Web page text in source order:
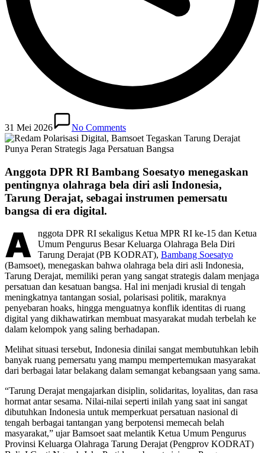
31 Mei 2026 No Comments
Anggota DPR RI Bambang Soesatyo menegaskan
pentingnya olahraga bela diri asli Indonesia,
Tarung Derajat, sebagai instrumen pemersatu
bangsa di era digital.
A
nggota DPR RI sekaligus Ketua MPR RI ke-15 dan Ketua
Umum Pengurus Besar Keluarga Olahraga Bela Diri
Tarung Derajat (PB KODRAT), Bambang Soesatyo
(Bamsoet), menegaskan bahwa olahraga bela diri asli Indonesia,
Tarung Derajat, memiliki peran yang sangat strategis dalam menjaga
persatuan dan kesatuan bangsa. Hal ini menjadi krusial di tengah
meningkatnya tantangan sosial, polarisasi politik, maraknya
penyebaran hoaks, hingga menguatnya konflik identitas di ruang
digital yang dikhawatirkan membuat masyarakat mudah terbelah ke
dalam kelompok yang saling berhadapan.
Melihat situasi tersebut, Indonesia dinilai sangat membutuhkan lebih
banyak ruang pemersatu yang mampu mempertemukan masyarakat
dari berbagai latar belakang dalam semangat kebangsaan yang sama.
“Tarung Derajat mengajarkan disiplin, solidaritas, loyalitas, dan rasa
hormat antar sesama. Nilai-nilai seperti inilah yang saat ini sangat
dibutuhkan Indonesia untuk memperkuat persatuan nasional di
tengah berbagai tantangan yang berpotensi memecah belah
masyarakat,” ujar Bamsoet saat melantik Ketua Umum Pengurus
Provinsi Keluarga Olahraga Tarung Derajat (Pengprov KODRAT)